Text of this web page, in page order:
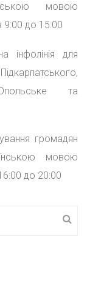
мовою
9:00 до 15:00
для
та
громадян
мовою
до 20:00